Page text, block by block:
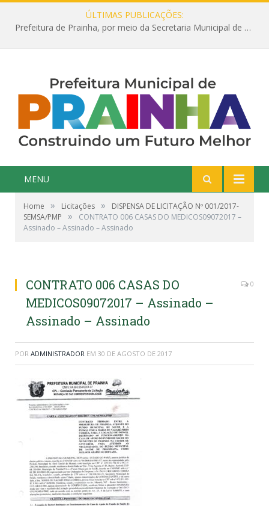
ÚLTIMAS PUBLICAÇÕES:
Prefeitura de Prainha, por meio da Secretaria Municipal de Educação, abre 354 vagas na área da Educação para 2025 com processo seletivo simplificado
MENU
Home » Licitações »
DISPENSA DE LICITAÇÃO Nº 001/2017-
SEMSA/PMP
»
CONTRATO 006 CASAS DO MEDICOS09072017 –
Assinado – Assinado – Assinado
CONTRATO 006 CASAS DO
MEDICOS09072017 – Assinado –
Assinado – Assinado
0
POR ADMINISTRADOR EM 30 DE AGOSTO DE 2017